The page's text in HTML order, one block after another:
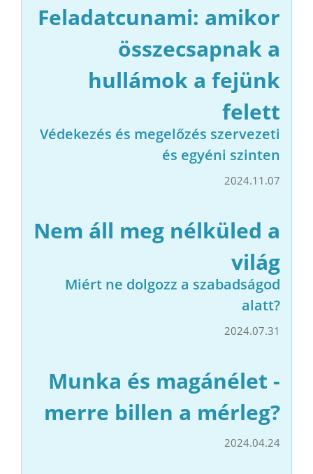
Feladatcunami: amikor
összecsapnak a
hullámok a fejünk
felett
Védekezés és megelőzés szervezeti
és egyéni szinten
2024.11.07
Nem áll meg nélküled a
világ
Miért ne dolgozz a szabadságod
alatt?
2024.07.31
Munka és magánélet -
merre billen a mérleg?
2024.04.24